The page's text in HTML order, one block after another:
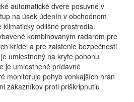
automatické dvere posuvné v
na úsek údenín v obchodnom
odlišné prostredia.
kombinovaným radarom pre
krídel a pre zaistenie bezpečnosti
umiestnený na kryte pohonu
je umiestnené prídavné
monitoruje pohyb vonkajších hrán
zákazníkov proti priškripnutiu